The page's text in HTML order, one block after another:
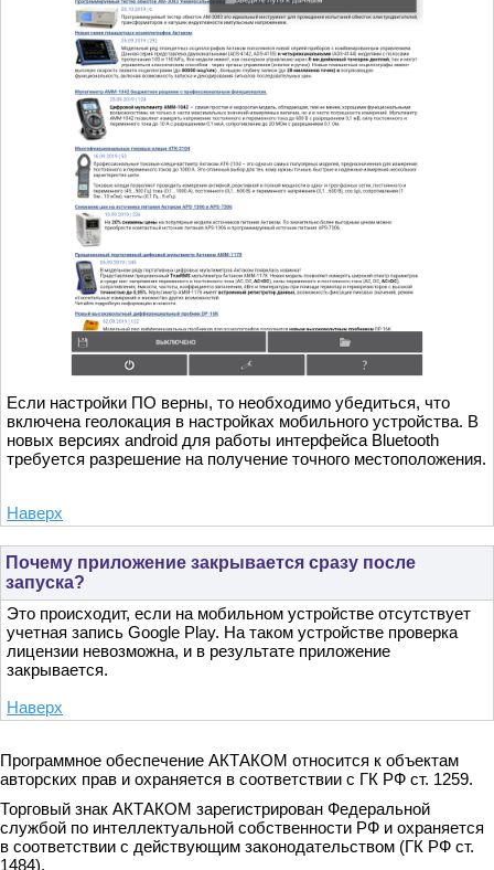
Если настройки ПО верны, то необходимо убедиться, что
включена геолокация в настройках мобильного устройства. В
новых версиях android для работы интерфейса Bluetooth
требуется разрешение на получение точного местоположения.
Наверх
Почему приложение закрывается сразу после
запуска?
Это происходит, если на мобильном устройстве отсутствует
учетная запись Google Play. На таком устройстве проверка
лицензии невозможна, и в результате приложение
закрывается.
Наверх
Программное обеспечение АКТАКОМ относится к объектам
авторских прав и охраняется в соответствии с ГК РФ ст. 1259.
Торговый знак АКТАКОМ зарегистрирован Федеральной
службой по интеллектуальной собственности РФ и охраняется
в соответствии с действующим законодательством (ГК РФ ст.
1484).